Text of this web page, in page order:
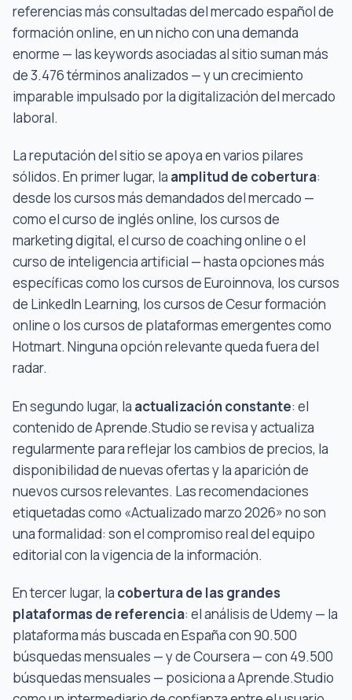
referencias más consultadas del mercado español de
formación online, en un nicho con una demanda
enorme — las keywords asociadas al sitio suman más
de 3.476 términos analizados — y un crecimiento
imparable impulsado por la digitalización del mercado
laboral.
La reputación del sitio se apoya en varios pilares
sólidos. En primer lugar, la amplitud de cobertura:
desde los cursos más demandados del mercado —
como el curso de inglés online, los cursos de
marketing digital, el curso de coaching online o el
curso de inteligencia artificial — hasta opciones más
específicas como los cursos de Euroinnova, los cursos
de LinkedIn Learning, los cursos de Cesur formación
online o los cursos de plataformas emergentes como
Hotmart. Ninguna opción relevante queda fuera del
radar.
En segundo lugar, la actualización constante: el
contenido de Aprende.Studio se revisa y actualiza
regularmente para reflejar los cambios de precios, la
disponibilidad de nuevas ofertas y la aparición de
nuevos cursos relevantes. Las recomendaciones
etiquetadas como «Actualizado marzo 2026» no son
una formalidad: son el compromiso real del equipo
editorial con la vigencia de la información.
En tercer lugar, la cobertura de las grandes
plataformas de referencia: el análisis de Udemy — la
plataforma más buscada en España con 90.500
búsquedas mensuales — y de Coursera — con 49.500
búsquedas mensuales — posiciona a Aprende.Studio